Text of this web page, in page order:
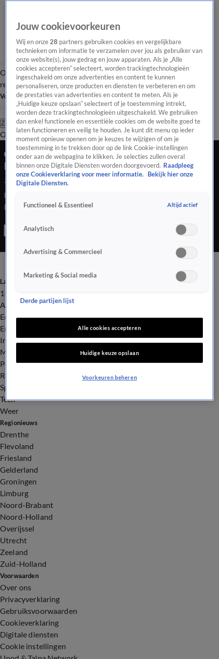
Overzicht Laatste nieuws Regionieuws Het beste van Hart
Tip de
redactie
Volg Hart van Nederland
Zoeken
OverzichtRegioUitzendingenWeerTip de redactiePanelVideo's
Grote ravage na plofkraak op geldautomaat in
Drachten
28 mei 2026, 10:51
Bij een plofkraak op een geldautomaat aan de Zuidkade in
Drachten is schade ontstaan aan het pand. De politie zoekt
motorscooter. Niemand raakte gewond.
Laatste nieuws
112
Advies & Tips
Economie
Entertainment
Infrastructuur
Milieu en Gezondheid
Politiek
Royalty
Sport
Tech
Weer
Regionieuws
Drenthe
Flevoland
Friesland
Gelderland
Groningen
Limburg
Noord-Brabant
Noord-Holland
Overijssel
Utrecht
Zeeland
Zuid-Holland
Voorwaarden
Over ons
Privacyverklaring
Gebruiksvoorwaarden
Cookieverklaring
Digitale diensten
Cookie instellingen
Jouw cookievoorkeuren
Wij en onze28 partners gebruiken cookies en vergelijkbare
technieken om informatie te verzamelen over jou als gebruiker van
onze website(s), jouw gedrag en jouw apparaten. Als je „Alle
cookies accepteren” selecteert, worden trackingtechnologieën
ingeschakeld om onze advertenties en content te kunnen
personaliseren, onze producten en diensten te verbeteren en om
de prestaties van advertenties en content te meten. Als je
„Huidige keuze opslaan” selecteert of je toestemming intrekt,
worden deze trackingtechnologieën uitgeschakeld. We gebruiken
dan enkel functionele en essentiële cookies om de website goed te
laten functioneren en veilig te houden. Je kunt dit menu op ieder
moment opnieuw openen om je keuzes te wijzigen of om je
toestemming in te trekken door op de link Cookie-instellingen
onder aan de webpagina te klikken. Je selecties zullen overal
binnen onze Digitale Diensten worden doorgevoerd. Raadpleeg
onze Cookieverklaring voor meer informatie.
Bekijk hier onze
Digitale Diensten.
Functioneel & Essentieel Altijd actief
Analytisch
Advertising & Commercieel
Marketing & Social media
Derde partijen lijst
Alle cookies accepteren
Huidige keuze opslaan
Voorkeuren beheren